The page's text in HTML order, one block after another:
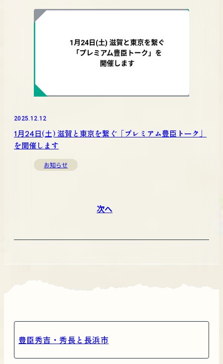
2025.12.12
1月24日(土) 滋賀と東京を繋ぐ「プレミアム豊臣トーク」
を開催します
お知らせ
次へ
豊臣秀吉・秀長と長浜市